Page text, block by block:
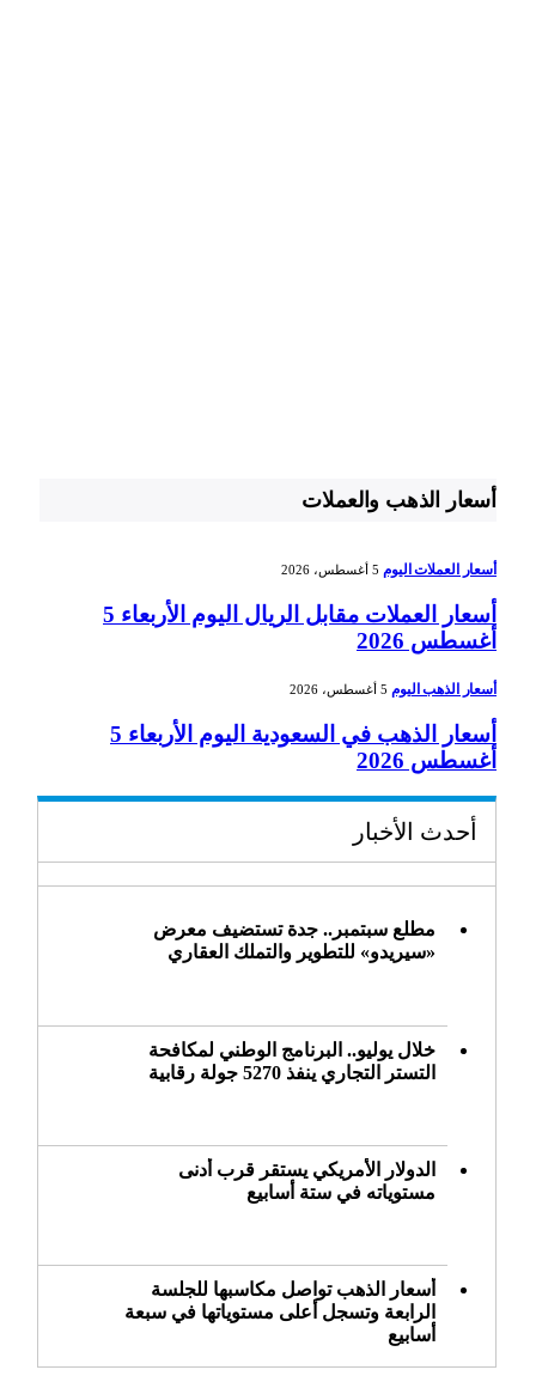
أسعار الذهب والعملات
أسعار العملات اليوم 5 أغسطس، 2026
أسعار العملات مقابل الريال اليوم الأربعاء 5
أغسطس 2026
أسعار الذهب اليوم 5 أغسطس، 2026
أسعار الذهب في السعودية اليوم الأربعاء 5
أغسطس 2026
أحدث الأخبار
مطلع سبتمبر.. جدة تستضيف معرض
«سيريدو» للتطوير والتملك العقاري
خلال يوليو.. البرنامج الوطني لمكافحة
التستر التجاري ينفذ 5270 جولة رقابية
الدولار الأمريكي يستقر قرب أدنى
مستوياته في ستة أسابيع
أسعار الذهب تواصل مكاسبها للجلسة
الرابعة وتسجل أعلى مستوياتها في سبعة
أسابيع